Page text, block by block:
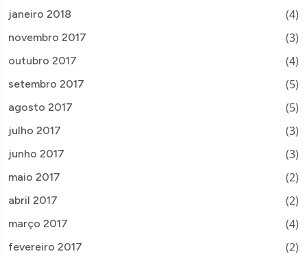
janeiro 2018 (4)
novembro 2017 (3)
outubro 2017 (4)
setembro 2017 (5)
agosto 2017 (5)
julho 2017 (3)
junho 2017 (3)
maio 2017 (2)
abril 2017 (2)
março 2017 (4)
fevereiro 2017 (2)